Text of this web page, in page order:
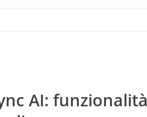
AI: funzionalità